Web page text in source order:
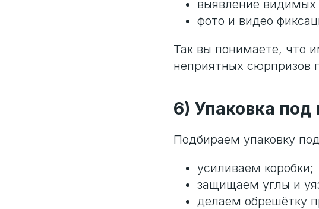
выявление видимых
фото и видео
Так вы понимаете, что
неприятных сюрпризов
6) Упаковка под
Подбираем упаковку
усиливаем коробки;
защищаем углы и
делаем обрешётку